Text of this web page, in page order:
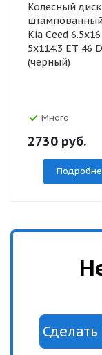
Колесный диск
Kia Ceed 6.5x16
5x114.3 ET 46
(черный)
Много
2730 руб.